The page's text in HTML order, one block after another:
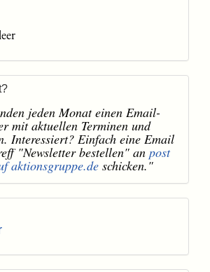
jeden Monat einen Email-
mit aktuellen Terminen und
Interessiert? Einfach eine Email
"Newsletter bestellen" an post
aktionsgruppe.deschicken."